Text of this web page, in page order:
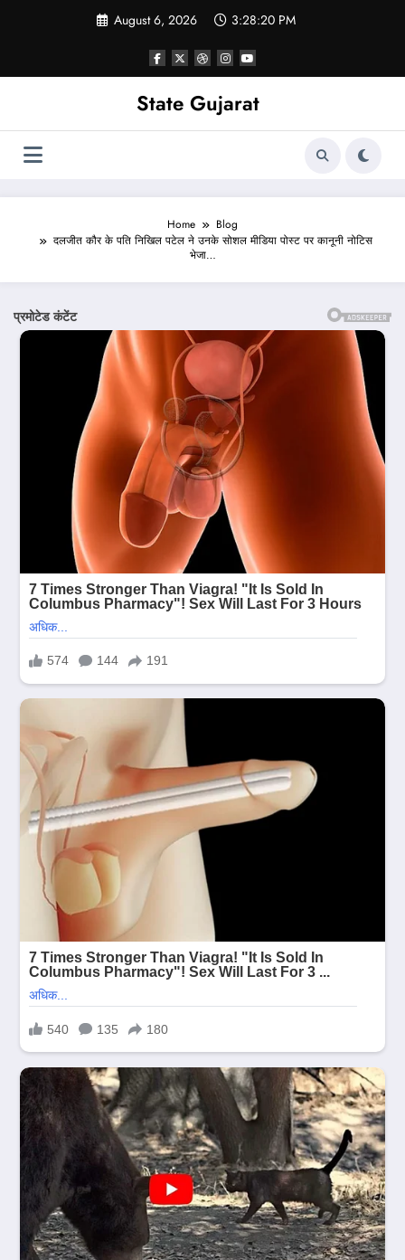
August 6, 2026 3:28:22 PM
State Gujarat
Home
Blog
दलजीत कौर के पति निखिल पटेल ने उनके सोशल मीडिया पोस्ट पर कानूनी नोटिस
भेजा…